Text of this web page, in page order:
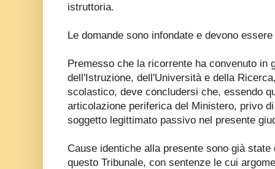
istruttoria.
Le domande sono infondate e devono
Premesso che la ricorrente ha convenuto in
dell'Istruzione, dell'Università e della
scolastico, deve concludersi che, essendo
articolazione periferica del Ministero, privo
soggetto legittimato passivo nel presente
Cause identiche alla presente sono già
questo Tribunale, con sentenze le cui